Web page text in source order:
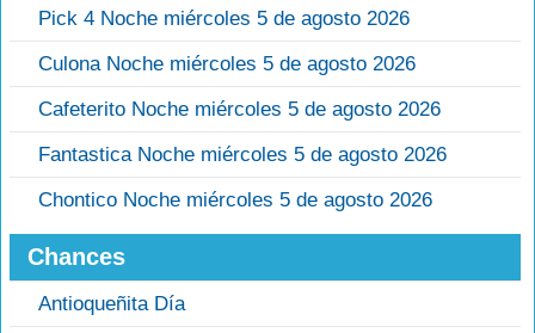
Pick 4 Noche miércoles 5 de agosto 2026
Culona Noche miércoles 5 de agosto 2026
Cafeterito Noche miércoles 5 de agosto 2026
Fantastica Noche miércoles 5 de agosto 2026
Chontico Noche miércoles 5 de agosto 2026
Chances
Antioqueñita Día